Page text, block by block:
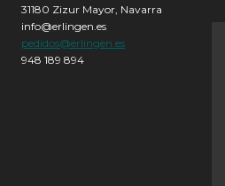
31180 Zizur Mayor, Navarra
info@erlingen.es
pedidos@erlingen.es
948 189 894